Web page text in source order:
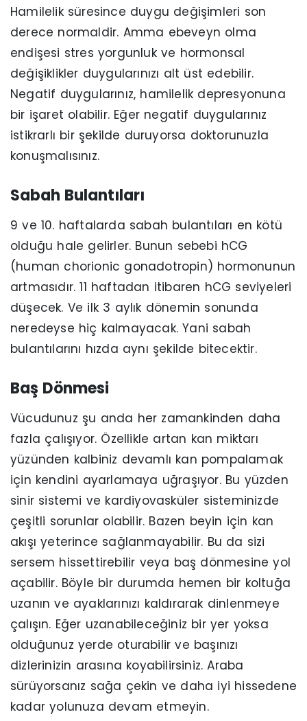
Hamilelik süresince duygu değişimleri son
derece normaldir. Amma ebeveyn olma
endişesi stres yorgunluk ve hormonsal
değişiklikler duygularınızı alt üst edebilir.
Negatif duygularınız, hamilelik depresyonuna
bir işaret olabilir. Eğer negatif duygularınız
istikrarlı bir şekilde duruyorsa doktorunuzla
konuşmalısınız.
Sabah Bulantıları
9 ve 10. haftalarda sabah bulantıları en kötü
olduğu hale gelirler. Bunun sebebi hCG
(human chorionic gonadotropin) hormonunun
artmasıdır. 11 haftadan itibaren hCG seviyeleri
düşecek. Ve ilk 3 aylık dönemin sonunda
neredeyse hiç kalmayacak. Yani sabah
bulantılarını hızda aynı şekilde bitecektir.
Baş Dönmesi
Vücudunuz şu anda her zamankinden daha
fazla çalışıyor. Özellikle artan kan miktarı
yüzünden kalbiniz devamlı kan pompalamak
için kendini ayarlamaya uğraşıyor. Bu yüzden
sinir sistemi ve kardiyovasküler sisteminizde
çeşitli sorunlar olabilir. Bazen beyin için kan
akışı yeterince sağlanmayabilir. Bu da sizi
sersem hissettirebilir veya baş dönmesine yol
açabilir. Böyle bir durumda hemen bir koltuğa
uzanın ve ayaklarınızı kaldırarak dinlenmeye
çalışın. Eğer uzanabileceğiniz bir yer yoksa
olduğunuz yerde oturabilir ve başınızı
dizlerinizin arasına koyabilirsiniz. Araba
sürüyorsanız sağa çekin ve daha iyi hissedene
kadar yolunuza devam etmeyin.